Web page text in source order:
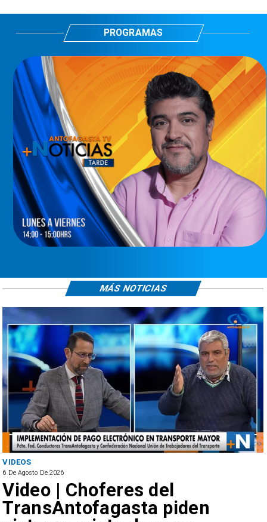
PROGRAMAS
VIDEOS
6 De Agosto De 2026
Video | Choferes del
TransAntofagasta piden
MÁS NOTICIAS